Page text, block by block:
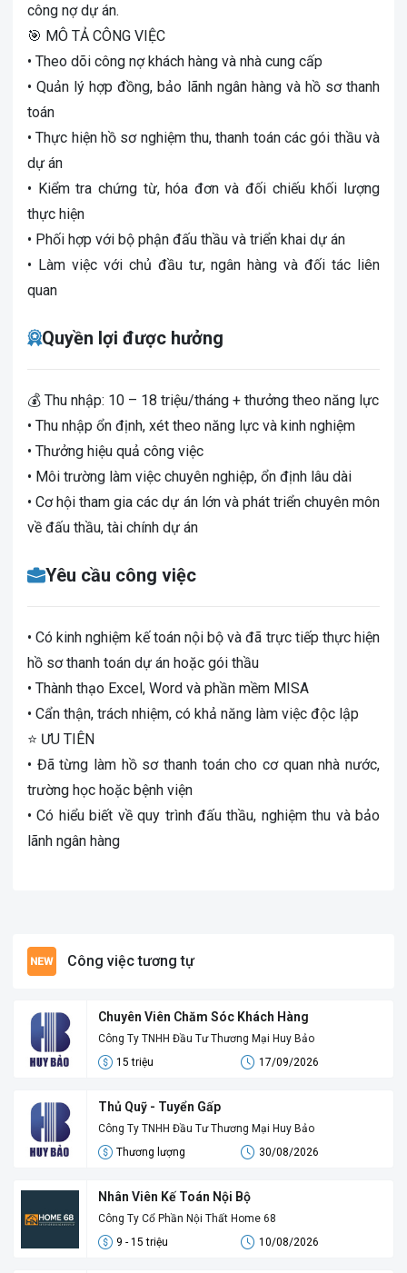
công nợ dự án.
🎯 MÔ TẢ CÔNG VIỆC
• Theo dõi công nợ khách hàng và nhà cung cấp
• Quản lý hợp đồng, bảo lãnh ngân hàng và hồ sơ thanh
toán
• Thực hiện hồ sơ nghiệm thu, thanh toán các gói thầu và
dự án
• Kiểm tra chứng từ, hóa đơn và đối chiếu khối lượng
thực hiện
• Phối hợp với bộ phận đấu thầu và triển khai dự án
• Làm việc với chủ đầu tư, ngân hàng và đối tác liên
quan
Quyền lợi được hưởng
💰 Thu nhập: 10 – 18 triệu/tháng + thưởng theo năng lực
• Thu nhập ổn định, xét theo năng lực và kinh nghiệm
• Thưởng hiệu quả công việc
• Môi trường làm việc chuyên nghiệp, ổn định lâu dài
• Cơ hội tham gia các dự án lớn và phát triển chuyên môn
về đấu thầu, tài chính dự án
Yêu cầu công việc
• Có kinh nghiệm kế toán nội bộ và đã trực tiếp thực hiện
hồ sơ thanh toán dự án hoặc gói thầu
• Thành thạo Excel, Word và phần mềm MISA
• Cẩn thận, trách nhiệm, có khả năng làm việc độc lập
⭐ ƯU TIÊN
• Đã từng làm hồ sơ thanh toán cho cơ quan nhà nước,
trường học hoặc bệnh viện
• Có hiểu biết về quy trình đấu thầu, nghiệm thu và bảo
lãnh ngân hàng
Công việc tương tự
Chuyên Viên Chăm Sóc Khách Hàng
Công Ty TNHH Đầu Tư Thương Mại Huy Bảo
15 triệu
17/09/2026
Thủ Quỹ - Tuyển Gấp
Công Ty TNHH Đầu Tư Thương Mại Huy Bảo
Thương lượng
30/08/2026
Nhân Viên Kế Toán Nội Bộ
Công Ty Cổ Phần Nội Thất Home 68
9 - 15 triệu
10/08/2026